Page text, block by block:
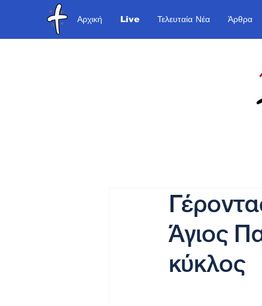
Αρχική Live Τελευταία Νέα Άρθρα
Άγιος
κύκλος